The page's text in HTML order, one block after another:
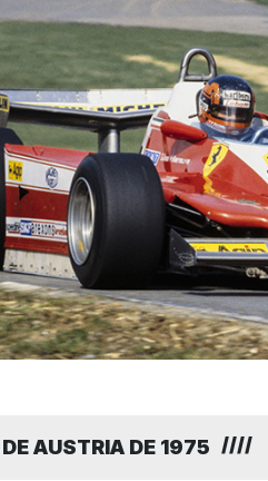
AUSTRIA DE 1975